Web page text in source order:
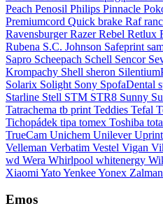
Peach Penosil Philips Pinnacle
Premiumcord Quick brake Raf
RavensburgerRazerRebel Retlux
Rubena S.C. Johnson Safeprint
Sapro Scheepach Schell Sencor
Krompachy Shell sheron
Solarix Solight Sony SpofaDental
Starline Stell STM STR8 Sunny
Tatrachema tb print Teddies Tefal
Tichopádek tipa tomex Toshiba
TrueCam Unichem UnileverUprint
Velleman Verbatim Vestel Vigan
wd Wera Whirlpool whitenergy
Xiaomi YatoYenkeeYonex Zalman
Emos